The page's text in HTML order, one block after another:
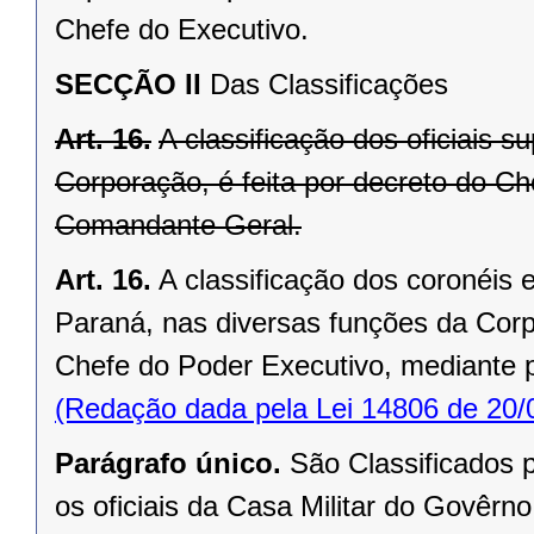
Chefe do Executivo.
SECÇÃO II Das Classificações
Art. 16. A classificação dos oficiais
Corporação, é feita por decreto do
Comandante Geral.
Art. 16. A classificação dos coronéis
Paraná, nas diversas funções da
Chefe do Poder Executivo, mediante
(Redação dada pela Lei 14806 de 20/
Parágrafo único. São Classificados
os oficiais da Casa Militar do